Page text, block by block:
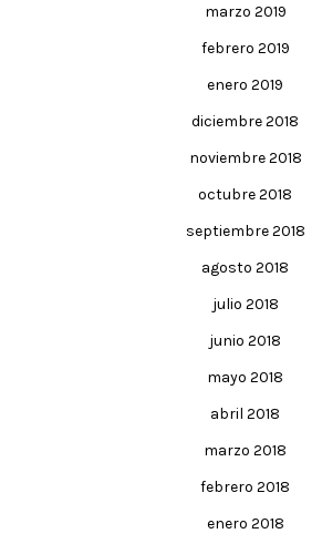
marzo 2019
febrero 2019
enero 2019
diciembre 2018
noviembre 2018
octubre 2018
septiembre 2018
agosto 2018
julio 2018
junio 2018
mayo 2018
abril 2018
marzo 2018
febrero 2018
enero 2018